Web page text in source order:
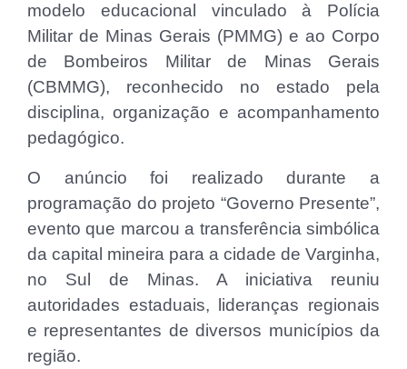
modelo educacional vinculado à Polícia
Militar de Minas Gerais (PMMG) e ao Corpo
de Bombeiros Militar de Minas Gerais
(CBMMG), reconhecido no estado pela
disciplina, organização e acompanhamento
pedagógico.
O anúncio foi realizado durante a
programação do projeto “Governo Presente”,
evento que marcou a transferência simbólica
da capital mineira para a cidade de Varginha,
no Sul de Minas. A iniciativa reuniu
autoridades estaduais, lideranças regionais
e representantes de diversos municípios da
região.